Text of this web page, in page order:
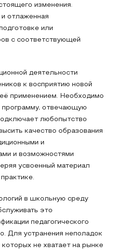
изменения.
и отлаженная
или
с соответствующей
деятельности
к восприятию новой
применением. Необходимо
программу, отвечающую
любопытство
качество образования
и
и возможностями
усвоенный материал
в школьную среду
это
педагогического
Для устранения неполадок
не хватает на рынке